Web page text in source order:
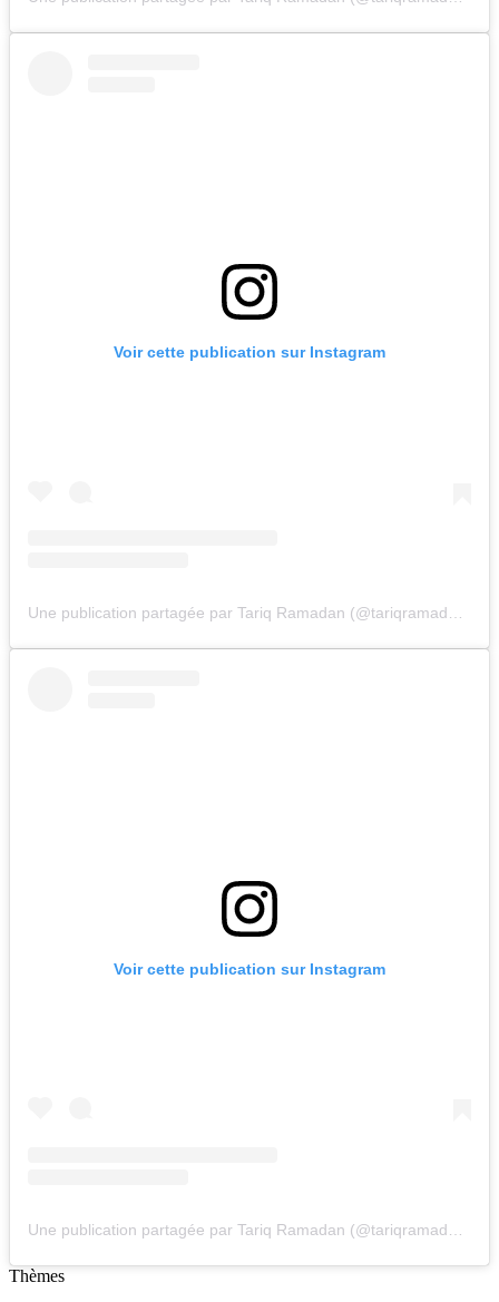
Voir cette publication sur Instagram
Une publication partagée par Tariq Ramadan (@tariqramadan.official)
Voir cette publication sur Instagram
Thèmes